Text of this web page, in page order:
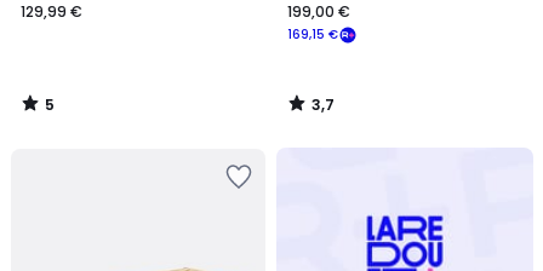
129,99 €
5
/
169,15 €
199,00 €
3,7
/